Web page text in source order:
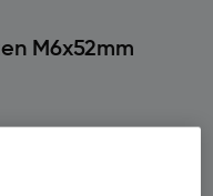
M6x52mm